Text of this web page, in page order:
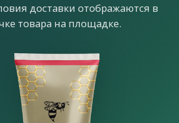
доставки отображаются в
товара на площадке.